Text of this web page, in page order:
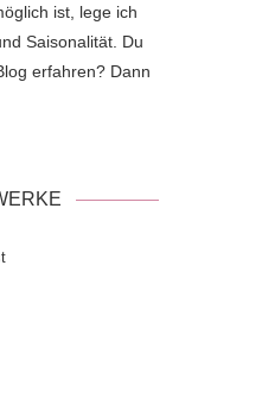
ist, lege ich
Saisonalität. Du
erfahren? Dann